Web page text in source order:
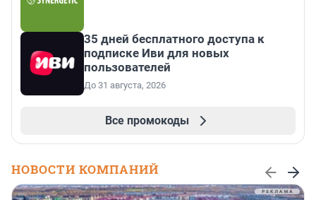
35 дней бесплатного доступа к
подписке Иви для новых
пользователей
До 31 августа, 2026
Все промокоды
НОВОСТИ КОМПАНИЙ